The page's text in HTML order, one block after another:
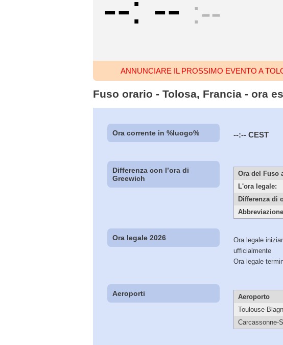
-- -- --
ANNUNCIARE IL PROSSIMO EVENTO A
Fuso orario - Tolosa, Francia - ora
Ora corrente in %luogo% --:-- CEST
Differenza con l’ora di
Greewich
Ora del Fuso
L'ora legale:
Differenza di
Ora legale 2026
Ora legale
ufficialmente
Ora legale
Aeroporti Aeroporto
Toulouse-
Carcassonne-